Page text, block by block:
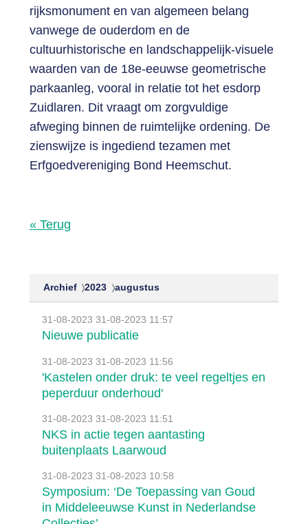
rijksmonument en van algemeen belang
vanwege de ouderdom en de
cultuurhistorische en landschappelijk-visuele
waarden van de 18e-eeuwse geometrische
parkaanleg, vooral in relatie tot het esdorp
Zuidlaren. Dit vraagt om zorgvuldige
afweging binnen de ruimtelijke ordening. De
zienswijze is ingediend tezamen met
Erfgoedvereniging Bond Heemschut.
« Terug
Archief 2023 augustus
31-08-2023 31-08-2023 11:57
Nieuwe publicatie
31-08-2023 31-08-2023 11:56
'Kastelen onder druk: te veel regeltjes en
peperduur onderhoud'
31-08-2023 31-08-2023 11:51
NKS in actie tegen aantasting
buitenplaats Laarwoud
31-08-2023 31-08-2023 10:58
Symposium: ‘De Toepassing van Goud
in Middeleeuwse Kunst in Nederlandse